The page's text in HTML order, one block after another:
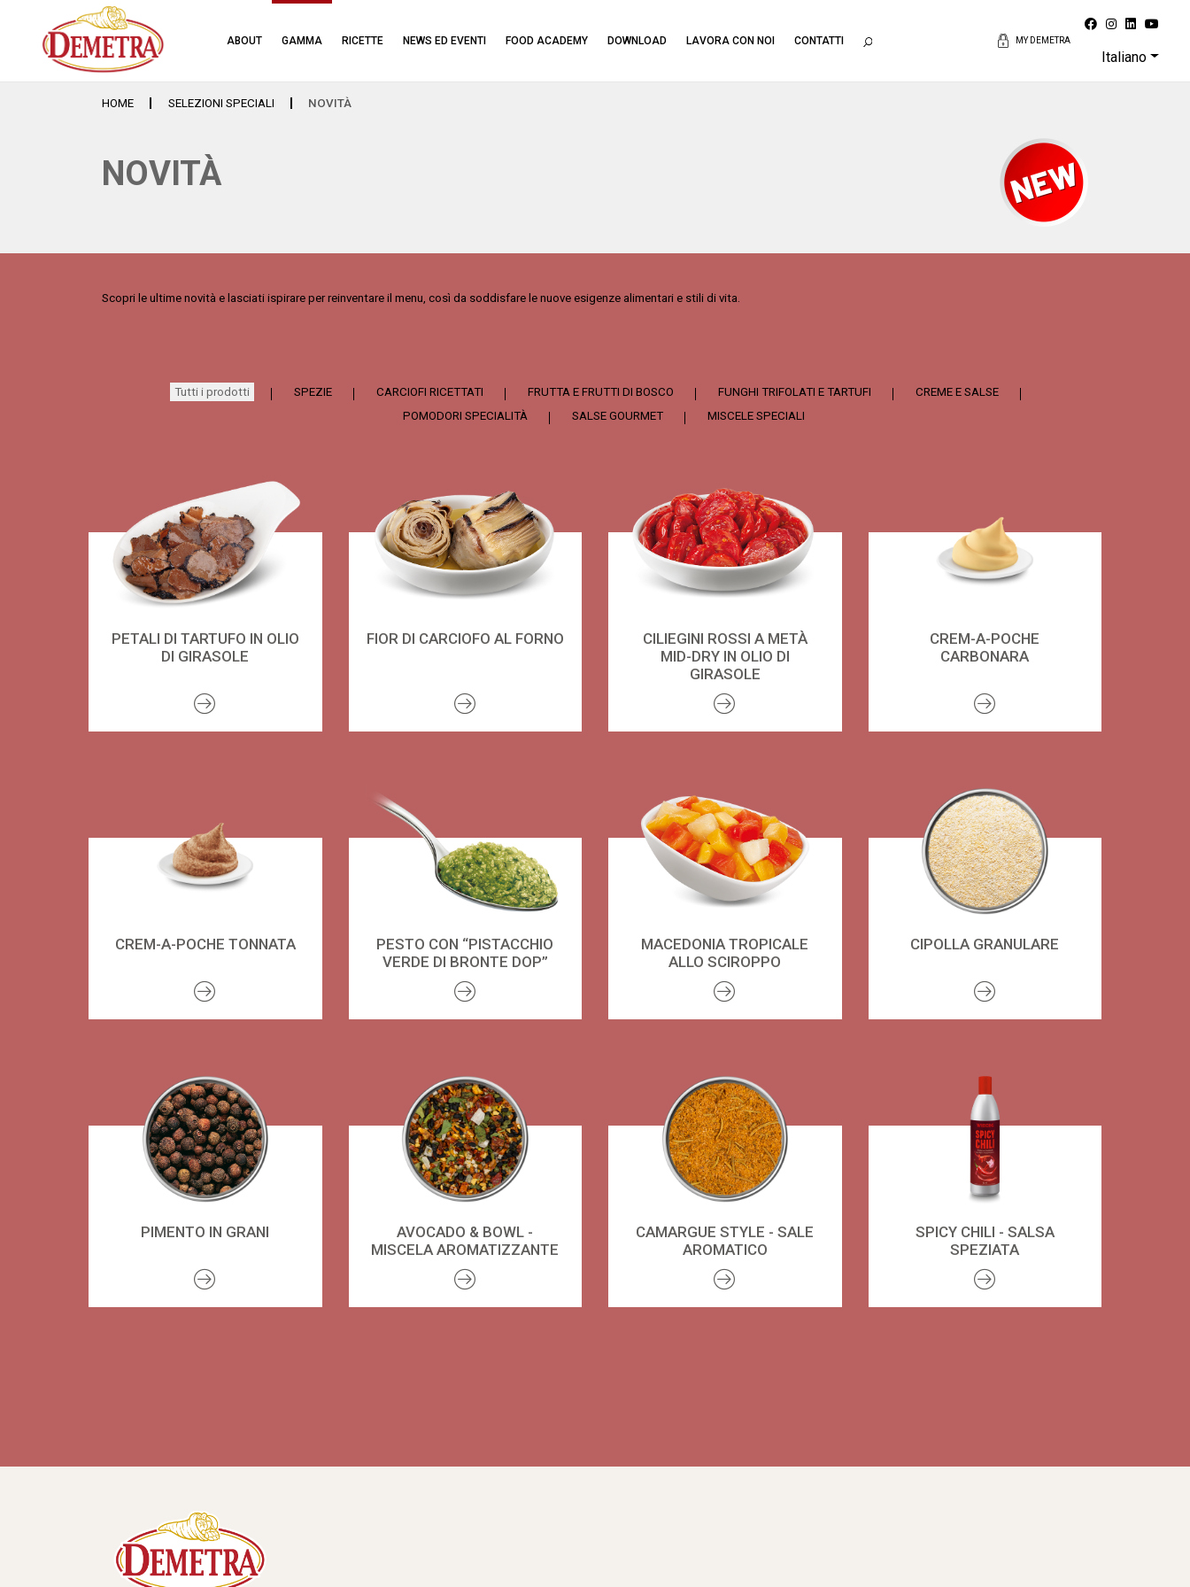
ABOUT GAMMA RICETTE NEWS ED EVENTI FOOD ACADEMY DOWNLOAD LAVORA CON NOI CONTATTI MY DEMETRA
Italiano
HOME SELEZIONI SPECIALI NOVITÀ
NOVITÀ
Scopri le ultime novità e lasciati ispirare per reinventare il menu, così da soddisfare le nuove esigenze alimentari e stili di vita.
Tutti i prodotti SPEZIE CARCIOFI RICETTATI FRUTTA E FRUTTI DI BOSCO FUNGHI TRIFOLATI E TARTUFI
CREME E SALSE
POMODORI SPECIALITÀ
SALSE GOURMET MISCELE SPECIALI
PETALI DI TARTUFO IN OLIO
DI GIRASOLE
FIOR DI CARCIOFO AL FORNO
CILIEGINI ROSSI A METÀ
MID-DRY IN OLIO DI
GIRASOLE
CREM-A-POCHE
CARBONARA
CREM-A-POCHE TONNATA
PESTO CON “PISTACCHIO
VERDE DI BRONTE DOP”
MACEDONIA TROPICALE
ALLO SCIROPPO
CIPOLLA GRANULARE
PIMENTO IN GRANI
AVOCADO & BOWL -
MISCELA AROMATIZZANTE
CAMARGUE STYLE - SALE
AROMATICO
SPICY CHILI - SALSA
SPEZIATA